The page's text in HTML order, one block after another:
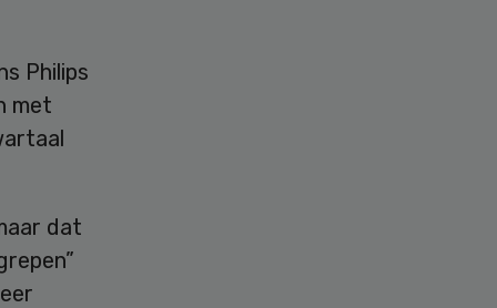
Philips
met
dat